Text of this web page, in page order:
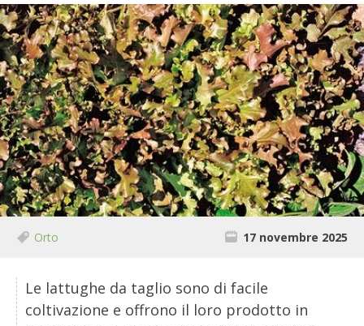
VIGNETO
ALLEVAMENTI
BIODIVERSITÀ
CUCINA
PRODOTTI
FARFALLE DELLA CAMPAGNA
PICCOLO POLLAIO
STORIE DEI LETTORI
Orto 17 novembre 2025
Le lattughe da taglio sono di facile
coltivazione e offrono il loro prodotto in